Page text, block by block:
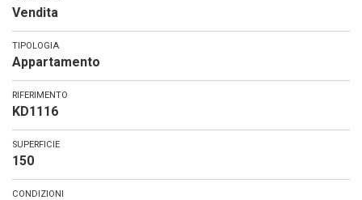
Vendita
TIPOLOGIA
Appartamento
RIFERIMENTO
KD1116
SUPERFICIE
150
CONDIZIONI